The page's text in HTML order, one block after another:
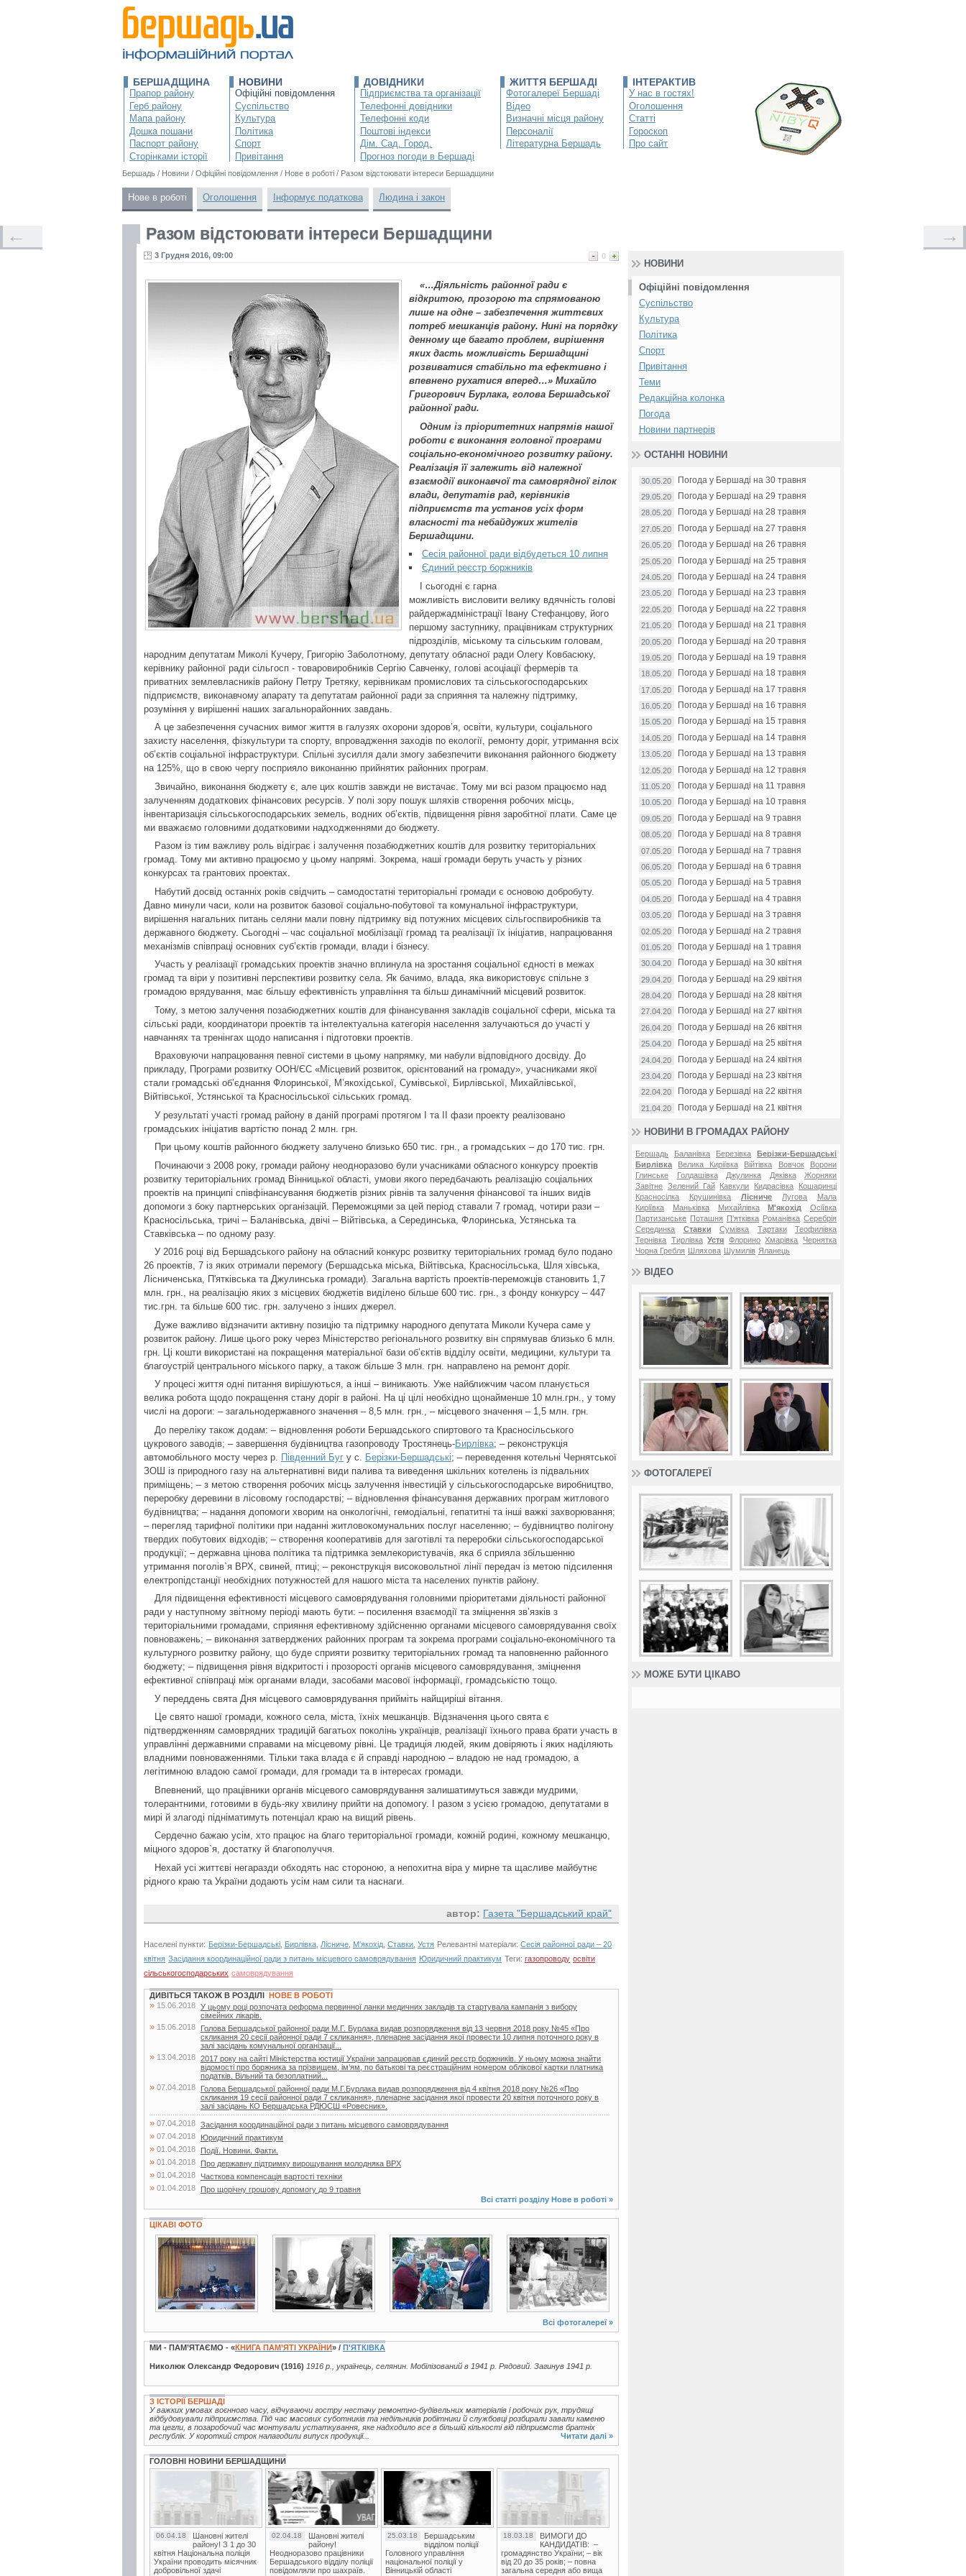
БЕРШАДЩИНА
Прапор району
Герб району
Мапа району
Дошка пошани
Паспорт району
Сторінками історії
НОВИНИ
Офіційні повідомлення
Суспільство
Культура
Політика
Спорт
Привітання
ДОВІДНИКИ
Підприємства та організації
Телефонні довідники
Телефонні коди
Поштові індекси
Дім. Сад. Город.
Прогноз погоди в Бершаді
ЖИТТЯ БЕРШАДІ
Фотогалереї Бершаді
Відео
Визначні місця району
Персоналії
Літературна Бершадь
ІНТЕРАКТИВ
У нас в гостях!
Оголошення
Статті
Гороскоп
Про сайт
Бершадь / Новини / Офіційні повідомлення / Нове в роботі / Разом відстоювати інтереси Бершадщини
Нове в роботі Оголошення Інформує податкова Людина і закон
Разом відстоювати інтереси Бершадщини
0
3 Грудня 2016, 09:00
«…Діяльність районної ради є
відкритою, прозорою та спрямованою
лише на одне – забезпечення життєвих
потреб мешканців району. Нині на порядку
денному ще багато проблем, вирішення
яких дасть можливість Бершадщині
розвиватися стабільно та ефективно і
впевнено рухатися вперед…» Михайло
Григорович Бурлака, голова Бершадської
районної ради.
Одним із пріоритетних напрямів нашої
роботи є виконання головної програми
соціально-економічного розвитку району.
Реалізація її залежить від належної
взаємодії виконавчої та самоврядної гілок
влади, депутатів рад, керівників
підприємств та установ усіх форм
власності та небайдужих жителів
Бершадщини.
Сесія районної ради відбудеться 10 липня
Єдиний реєстр боржників
І сьогодні є гарна
можливість висловити велику вдячність голові
райдержадміністрації Івану Стефанцову, його
першому заступнику, працівникам структурних
підрозділів, міському та сільським головам,
народним депутатам Миколі Кучеру, Григорію Заболотному, депутату обласної ради Олегу Ковбасюку,
керівнику районної ради сільгосп - товаровиробників Сергію Савченку, голові асоціації фермерів та
приватних землевласників району Петру Третяку, керівникам промислових та сільськогосподарських
підприємств, виконавчому апарату та депутатам районної ради за сприяння та належну підтримку,
розуміння у вирішенні наших загальнорайонних завдань.
А це забезпечення сучасних вимог життя в галузях охорони здоров’я, освіти, культури, соціального
захисту населення, фізкультури та спорту, впровадження заходів по екології, ремонту доріг, утримання всіх
об’єктів соціальної інфраструктури. Спільні зусилля дали змогу забезпечити виконання районного бюджету
на 125%, що в свою чергу посприяло виконанню прийнятих районних програм.
Звичайно, виконання бюджету є, але цих коштів завжди не вистачає. Тому ми всі разом працюємо над
залученням додаткових фінансових ресурсів. У полі зору пошук шляхів створення робочих місць,
інвентаризація сільськогосподарських земель, водних об’єктів, підвищення рівня заробітної плати. Саме це
ми вважаємо головними додатковими надходженнями до бюджету.
Разом із тим важливу роль відіграє і залучення позабюджетних коштів для розвитку територіальних
громад. Тому ми активно працюємо у цьому напрямі. Зокрема, наші громади беруть участь у різних
конкурсах та грантових проектах.
Набутий досвід останніх років свідчить – самодостатні територіальні громади є основою добробуту.
Давно минули часи, коли на розвиток базової соціально-побутової та комунальної інфраструктури,
вирішення нагальних питань селяни мали повну підтримку від потужних місцевих сільгоспвиробників та
державного бюджету. Сьогодні – час соціальної мобілізації громад та реалізації їх ініціатив, напрацювання
механізмів співпраці основних суб’єктів громади, влади і бізнесу.
Участь у реалізації громадських проектів значно вплинула на зростання соціальної єдності в межах
громад та віри у позитивні перспективи розвитку села. Як бачимо, влада, яка використовує спільне з
громадою врядування, має більшу ефективність управління та більш динамічний місцевий розвиток.
Тому, з метою залучення позабюджетних коштів для фінансування закладів соціальної сфери, міська та
сільські ради, координатори проектів та інтелектуальна категорія населення залучаються до участі у
навчаннях та тренінгах щодо написання і підготовки проектів.
Враховуючи напрацювання певної системи в цьому напрямку, ми набули відповідного досвіду. До
прикладу, Програми розвитку ООН/ЄС «Місцевий розвиток, орієнтований на громаду», учасниками якої
стали громадські об’єднання Флоринської, М’якохідської, Сумівської, Бирлівської, Михайлівської,
Війтівської, Устянської та Красносільської сільських громад.
У результаті участі громад району в даній програмі протягом І та ІІ фази проекту реалізовано
громадських ініціатив вартістю понад 2 млн. грн.
При цьому коштів районного бюджету залучено близько 650 тис. грн., а громадських – до 170 тис. грн.
Починаючи з 2008 року, громади району неодноразово були учасниками обласного конкурсу проектів
розвитку територіальних громад Вінницької області, умови якого передбачають реалізацію соціальних
проектів на принципі співфінансування бюджетів різних рівнів та залучення фінансової та інших видів
допомоги з боку партнерських організацій. Переможцями за цей період ставали 7 громад, чотири рази –
Красносільська, тричі – Баланівська, двічі – Війтівська, а Серединська, Флоринська, Устянська та
Ставківська – по одному разу.
У 2016 році від Бершадського району на обласний конкурс розвитку територіальних громад було подано
26 проектів, 7 із яких отримали перемогу (Бершадська міська, Війтівська, Красносільська, Шля хівська,
Лісниченська, П'ятківська та Джулинська громади). Загальна вартість проектів-переможців становить 1,7
млн. грн., на реалізацію яких з місцевих бюджетів виділено більше 600 тис. грн., з фонду конкурсу – 447
тис.грн. та більше 600 тис. грн. залучено з інших джерел.
Дуже важливо відзначити активну позицію та підтримку народного депутата Миколи Кучера саме у
розвиток району. Лише цього року через Міністерство регіонального розвитку він спрямував близько 6 млн.
грн. Ці кошти використані на покращення матеріальної бази об’єктів відділу освіти, медицини, культури та
благоустрій центрального міського парку, а також більше 3 млн. грн. направлено на ремонт доріг.
У процесі життя одні питання вирішуються, а інші – виникають. Уже найближчим часом планується
велика робота щодо покращення стану доріг в районі. На ці цілі необхідно щонайменше 10 млн.грн., у тому
числі на дороги: – загальнодержавного значення – 8,5 млн. грн., – місцевого значення – 1,5 млн. грн.
До переліку також додам: – відновлення роботи Бершадського спиртового та Красносільського
цукрового заводів; – завершення будівництва газопроводу Тростянець-Бирлівка; – реконструкція
автомобільного мосту через р.
Південний Буг у с. Берізки-Бершадські; – переведення котельні Чернятської
ЗОШ із природного газу на альтернативні види палива та виведення шкільних котелень із підвальних
приміщень; – з метою створення робочих місць залучення інвестицій у сільськогосподарське виробництво,
переробку деревини в лісовому господарстві; – відновлення фінансування державних програм житлового
будівництва; – надання допомоги хворим на онкологічні, гемодіальні, гепатитні та інші важкі захворювання;
– перегляд тарифної політики при наданні житловокомунальних послуг населенню; – будівництво полігону
твердих побутових відходів; – створення кооперативів для заготівлі та переробки сільськогосподарської
продукції; – державна цінова політика та підтримка землекористувачів, яка б сприяла збільшенню
утримання поголів`я ВРХ, свиней, птиці; – реконструкція високовольтної лінії передач із метою підсилення
електропідстанції необхідних потужностей для нашого міста та населених пунктів району.
Для підвищення ефективності місцевого самоврядування головними пріоритетами діяльності районної
ради у наступному звітному періоді мають бути: – посилення взаємодії та зміцнення зв’язків з
територіальними громадами, сприяння ефективному здійсненню органами місцевого самоврядування своїх
повноважень; – виконання затверджених районних програм та зокрема програми соціально-економічного та
культурного розвитку району, що буде сприяти розвитку територіальних громад та наповненню районного
бюджету; – підвищення рівня відкритості і прозорості органів місцевого самоврядування, зміцнення
ефективної співпраці між органами влади, засобами масової інформації, громадськістю тощо.
У переддень свята Дня місцевого самоврядування прийміть найщиріші вітання.
Це свято нашої громади, кожного села, міста, їхніх мешканців. Відзначення цього свята є
підтвердженням самоврядних традицій багатьох поколінь українців, реалізації їхнього права брати участь в
управлінні державними справами на місцевому рівні. Це традиція людей, яким довіряють і яких наділяють
владними повноваженнями. Тільки така влада є й справді народною – владою не над громадою, а
легітимною владою самої громади, для громади та в інтересах громади.
Впевнений, що працівники органів місцевого самоврядування залишатимуться завжди мудрими,
толерантними, готовими в будь-яку хвилину прийти на допомогу. І разом з усією громадою, депутатами в
мирі й злагоді підніматимуть потенціал краю на вищий рівень.
Сердечно бажаю усім, хто працює на благо територіальної громади, кожній родині, кожному мешканцю,
міцного здоров`я, достатку й благополуччя.
Нехай усі життєві негаразди обходять нас стороною, а непохитна віра у мирне та щасливе майбутнє
рідного краю та України додають усім нам сили та наснаги.
автор: Газета "Бершадський край"
Населені пункти: Берізки-Бершадські Бирлівка Лісниче М'якохід Ставки Устя Релевантні матеріали: Сесія районної ради – 20
квітня Засідання координаційної ради з питань місцевого самоврядування Юридичний практикум Теги: газопроводу освіти
сільськогосподарських самоврядування
← →
ДИВІТЬСЯ ТАКОЖ В РОЗДІЛІ НОВЕ В РОБОТІ
» 15.06.2018 У цьому році розпочата реформа первинної ланки медичних закладів та стартувала кампанія з вибору
сімейних лікарів.
» 15.06.2018
Голова Бершадської районної ради М.Г. Бурлака видав розпорядження від 13 червня 2018 року №45 «Про
скликання 20 сесії районної ради 7 скликання», пленарне засідання якої провести 10 липня поточного року в
залі засідань комунальної організації...
» 13.04.2018 2017 року на сайті Міністерства юстиції України запрацював єдиний реєстр боржників. У ньому можна знайти
відомості про боржника за прізвищем, ім’ям, по батькові та реєстраційним номером облікової картки платника
податків. Вільний та безоплатний...
» 07.04.2018
Голова Бершадської районної ради М.Г.Бурлака видав розпорядження від 4 квітня 2018 року №26 «Про
скликання 19 сесії районної ради 7 скликання», пленарне засідання якої провести 20 квітня поточного року в
залі засідань КО Бершадська РДЮСШ «Ровесник».
» 07.04.2018 Засідання координаційної ради з питань місцевого самоврядування
» 07.04.2018 Юридичний практикум
» 01.04.2018 Події. Новини. Факти.
» 01.04.2018 Про державну підтримку вирощування молодняка ВРХ
» 01.04.2018 Часткова компенсація вартості техніки
» 01.04.2018
Про щорічну грошову допомогу до 9 травня
Всі статті розділу Нове в роботі »
ЦІКАВІ ФОТО
3 фото 3 фото 7 фото
Всі фотогалереї »
МИ - ПАМ’ЯТАЄМО - «КНИГА ПАМ’ЯТІ УКРАЇНИ» / П'ЯТКІВКА
Николюк Олександр Федорович (1916) 1916 р., українець, селянин. Мобілізований в 1941 р. Рядовий. Загинув 1941 р.
З ІСТОРІЇ БЕРШАДІ
У важких умовах воєнного часу, відчуваючи гостру нестачу ремонтно-будівельних матеріалів і робочих рук, трудящі
відбудовували підприємства. Під час масових суботників та недільників робітники й службовці розбирали завали каменю
та цегли, в позаробочий час монтували устаткування, яке надходило все в більшій кількості від підприємств братніх
республік. У короткий строк налагодили випуск продукції...
Читати далі »
ГОЛОВНІ НОВИНИ БЕРШАДЩИНИ
06.04.18
Шановні жителі
району! З 1 до 30
квітня Національна поліція
України проводить місячник
добровільної здачі
02.04.18
Шановні жителі
району!
Неодноразово працівники
Бершадського відділу поліції
повідомляли про шахраїв.
25.03.18
Бершадським
відділом поліції
Головного управління
національної поліції у
Вінницькій області
18.03.18
ВИМОГИ ДО
КАНДИДАТІВ: –
громадянство України; – вік
від 20 до 35 років; – повна
загальна середня або вища
НОВИНИ
Офіційні повідомлення
Суспільство
Культура
Політика
Спорт
Привітання
Теми
Редакційна колонка
Погода
Новини партнерів
ОСТАННІ НОВИНИ
30.05.20 Погода у Бершаді на 30 травня
29.05.20 Погода у Бершаді на 29 травня
28.05.20 Погода у Бершаді на 28 травня
27.05.20 Погода у Бершаді на 27 травня
26.05.20 Погода у Бершаді на 26 травня
25.05.20 Погода у Бершаді на 25 травня
24.05.20 Погода у Бершаді на 24 травня
23.05.20 Погода у Бершаді на 23 травня
22.05.20 Погода у Бершаді на 22 травня
21.05.20 Погода у Бершаді на 21 травня
20.05.20 Погода у Бершаді на 20 травня
19.05.20 Погода у Бершаді на 19 травня
18.05.20 Погода у Бершаді на 18 травня
17.05.20 Погода у Бершаді на 17 травня
16.05.20 Погода у Бершаді на 16 травня
15.05.20 Погода у Бершаді на 15 травня
14.05.20 Погода у Бершаді на 14 травня
13.05.20 Погода у Бершаді на 13 травня
12.05.20 Погода у Бершаді на 12 травня
11.05.20 Погода у Бершаді на 11 травня
10.05.20 Погода у Бершаді на 10 травня
09.05.20 Погода у Бершаді на 9 травня
08.05.20 Погода у Бершаді на 8 травня
07.05.20 Погода у Бершаді на 7 травня
06.05.20 Погода у Бершаді на 6 травня
05.05.20 Погода у Бершаді на 5 травня
04.05.20 Погода у Бершаді на 4 травня
03.05.20 Погода у Бершаді на 3 травня
02.05.20 Погода у Бершаді на 2 травня
01.05.20 Погода у Бершаді на 1 травня
30.04.20 Погода у Бершаді на 30 квітня
29.04.20 Погода у Бершаді на 29 квітня
28.04.20 Погода у Бершаді на 28 квітня
27.04.20 Погода у Бершаді на 27 квітня
26.04.20 Погода у Бершаді на 26 квітня
25.04.20 Погода у Бершаді на 25 квітня
24.04.20 Погода у Бершаді на 24 квітня
23.04.20 Погода у Бершаді на 23 квітня
22.04.20 Погода у Бершаді на 22 квітня
21.04.20 Погода у Бершаді на 21 квітня
НОВИНИ В ГРОМАДАХ РАЙОНУ
Бершадь Баланівка Березівка
Берізки-Бершадські
Бирлівка
Велика Киріївка Війтівка Вовчок
Ворони
Глинське
Голдашівка Джулинка Дяківка
Жорняки
Завітне Зелений Гай Кавкули Кидрасівка
Кошаринці
Красносілка
Крушинівка Лісниче Лугова
Мала
Киріївка
Маньківка Михайлівка М'якохід
Осіївка
Партизанське Поташня П'ятківка Романівка Серебрія
Серединка
Ставки Сумівка Тартаки
Теофилівка
Тернівка Тирлівка Устя Флорино Хмарівка
Чернятка
Чорна Гребля
Шляхова Шумилів Яланець
ВІДЕО
ФОТОГАЛЕРЕЇ
МОЖЕ БУТИ ЦІКАВО